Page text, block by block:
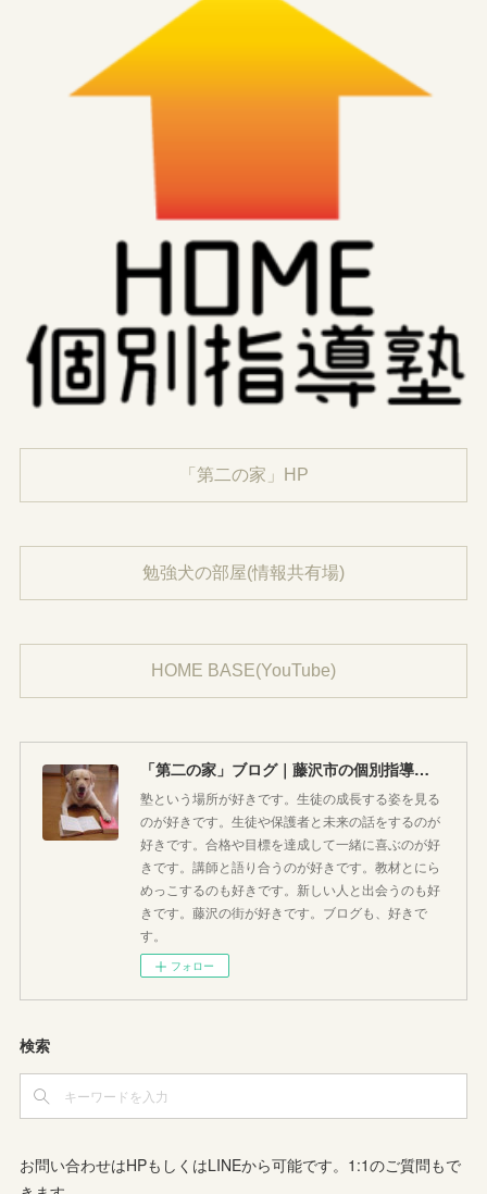
「第二の家」HP
勉強犬の部屋(情報共有場)
HOME BASE(YouTube)
「第二の家」ブログ｜藤沢市の個別指導塾のお話
塾という場所が好きです。生徒の成長する姿を見る
のが好きです。生徒や保護者と未来の話をするのが
好きです。合格や目標を達成して一緒に喜ぶのが好
きです。講師と語り合うのが好きです。教材とにら
めっこするのも好きです。新しい人と出会うのも好
きです。藤沢の街が好きです。ブログも、好きで
す。
フォロー
検索
お問い合わせはHPもしくはLINEから可能です。1:1のご質問もで